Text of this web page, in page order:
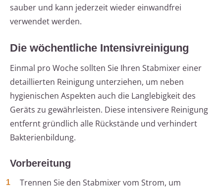
sauber und kann jederzeit wieder einwandfrei
verwendet werden.
Die wöchentliche Intensivreinigung
Einmal pro Woche sollten Sie Ihren Stabmixer einer
detaillierten Reinigung unterziehen, um neben
hygienischen Aspekten auch die Langlebigkeit des
Geräts zu gewährleisten. Diese intensivere Reinigung
entfernt gründlich alle Rückstände und verhindert
Bakterienbildung.
Vorbereitung
Trennen Sie den Stabmixer vom Strom, um